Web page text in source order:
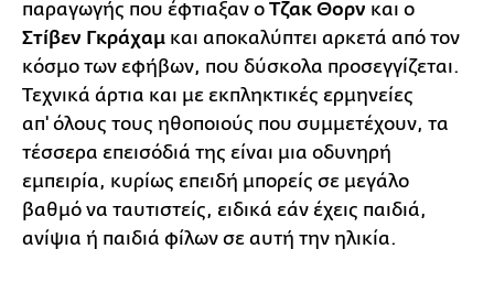
παραγωγής που έφτιαξαν ο Tζακ Θορν και ο
Στίβεν Γκράχαμ και αποκαλύπτει αρκετά από τον
κόσμο των εφήβων, που δύσκολα προσεγγίζεται.
Τεχνικά άρτια και με εκπληκτικές ερμηνείες
απ' όλους τους ηθοποιούς που συμμετέχουν, τα
τέσσερα επεισόδιά της είναι μια οδυνηρή
εμπειρία, κυρίως επειδή μπορείς σε μεγάλο
βαθμό να ταυτιστείς, ειδικά εάν έχεις παιδιά,
ανίψια ή παιδιά φίλων σε αυτή την ηλικία.